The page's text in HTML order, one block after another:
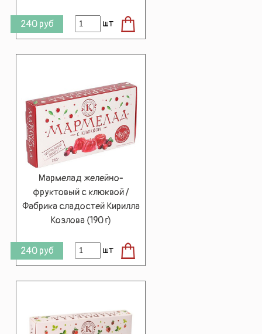
240 руб шт
Мармелад желейно-
фруктовый с клюквой /
Фабрика сладостей Кирилла
Козлова (190 г)
240 руб шт